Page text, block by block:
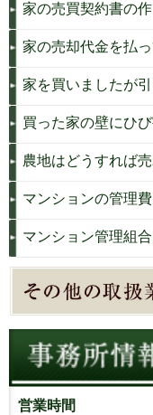
家の売買契約書の
家の売却代金を払
家を買いましたが
買った家の壁にひ
農地はどうすれば
マンションの管理
マンション管理組
営業時間